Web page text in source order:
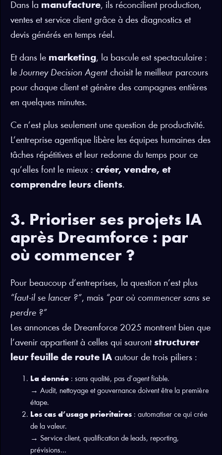
Dans la manufacture, ils réconcilient production,
ventes et service client grâce à des diagnostics et
devis générés en temps réel.
Et dans le marketing, la bascule est spectaculaire :
le Journey Decision Agent choisit le meilleur parcours
pour chaque client et génère des campagnes entières
en quelques minutes.
Ce n’est plus seulement une question de productivité.
L’entreprise agentique libère les équipes humaines des
tâches répétitives et leur redonne du temps pour ce
qu’elles font le mieux : créer, vendre, et
comprendre leurs clients.
3. Prioriser ses projets IA
après Dreamforce : par
où commencer ?
Pour beaucoup d’entreprises, la question n’est plus
“faut-il se lancer ?”, mais “par où commencer sans se
perdre ?”
Les annonces de Dreamforce 2025 montrent bien que
l’avenir appartient à celles qui sauront structurer
leur feuille de route IA autour de trois piliers :
La donnée : sans qualité, pas d’agent fiable.
→ Audit, nettoyage et gouvernance doivent être la première
étape.
Les cas d’usage prioritaires : automatiser ce qui crée
de la valeur.
→ Service client, qualification de leads, reporting,
prévisions…